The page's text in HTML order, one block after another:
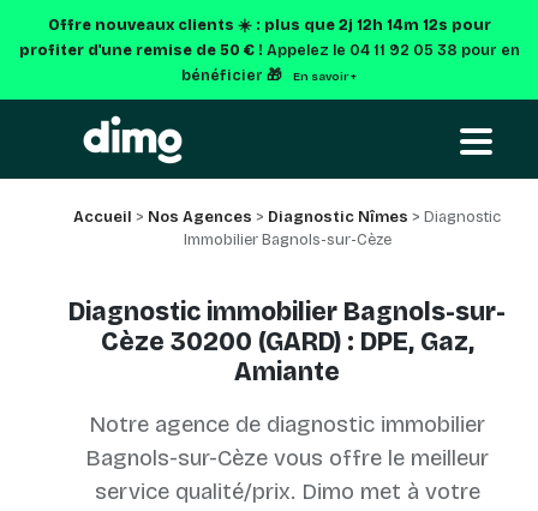
Offre nouveaux clients ☀️ : plus que2j 12h 14m 11spour
profiter d'une remise de 50 € ! Appelez le 04 11 92 05 38 pour en
bénéficier 🎁
En savoir +
Accueil > Nos Agences > Diagnostic Nîmes > Diagnostic
Immobilier Bagnols-sur-Cèze
Diagnostic immobilier Bagnols-sur-
Cèze 30200 (GARD) : DPE, Gaz,
Amiante
Notre agence de diagnostic immobilier
Bagnols-sur-Cèze vous offre le meilleur
service qualité/prix. Dimo met à votre